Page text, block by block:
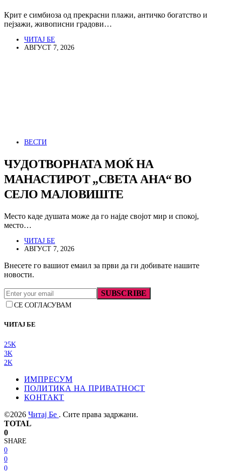
Крит е симбиоза од прекрасни плажи, античко богатство и
пејзажи, живописни градови…
ЧИТАЈ БЕ
АВГУСТ 7, 2026
ВЕСТИ
ЧУДОТВОРНАТА МОЌ НА
МАНАСТИРОТ „СВЕТА АНА“ ВО
СЕЛО МАЛОВИШТЕ
Место каде душата може да го најде својот мир и спокој,
место…
ЧИТАЈ БЕ
АВГУСТ 7, 2026
Внесете го вашиот емаил за први да ги добивате нашите
новости.
SUBSCRIBE
СЕ СОГЛАСУВАМ
ЧИТАЈ БЕ
25K
3K
2K
ИМПРЕСУМ
ПОЛИТИКА НА ПРИВАТНОСТ
КОНТАКТ
©2026 Читај Бе . Сите права задржани.
TOTAL
0
SHARE
0
0
0